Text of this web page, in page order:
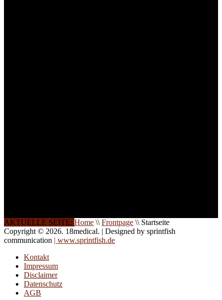
AKTUELLE SEITE: Home \\ Frontpage \\ Startseite
Copyright © 2026. 18medical. | Designed by sprintfish
communication | www.sprintfish.de
Kontakt
Impressum
Disclaimer
Datenschutz
AGB